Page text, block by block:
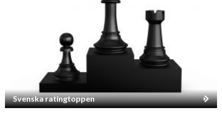
Svenska ratingtoppen